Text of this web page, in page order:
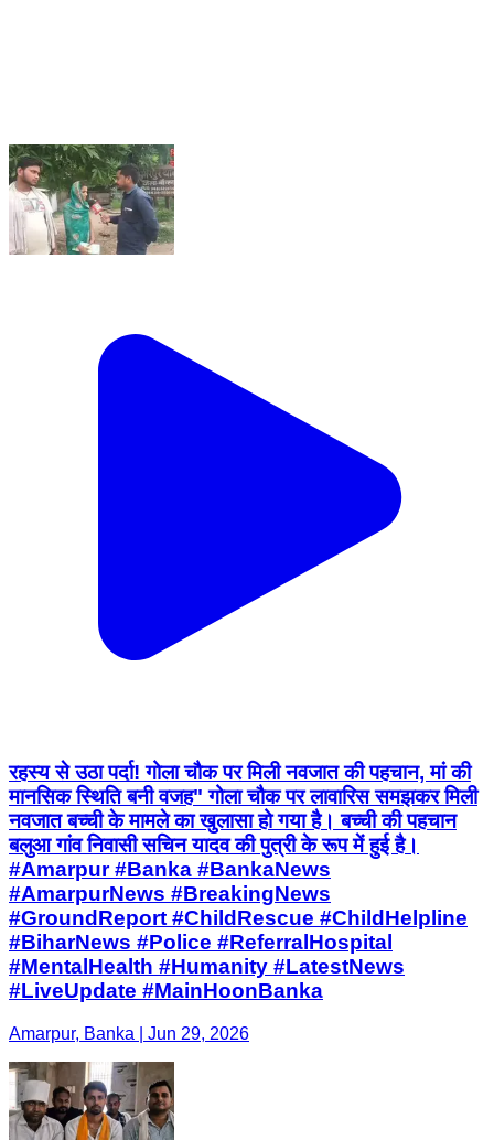
रहस्य से उठा पर्दा! गोला चौक पर मिली नवजात की पहचान, मां की
#AmarpurNews #BreakingNews
#GroundReport #ChildRescue #ChildHelpline
#BiharNews #Police #ReferralHospital
#MentalHealth #Humanity #LatestNews
#LiveUpdate #MainHoonBanka
Amarpur, Banka | Jun 29, 2026